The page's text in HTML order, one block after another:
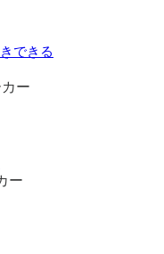
できる
ー
ー